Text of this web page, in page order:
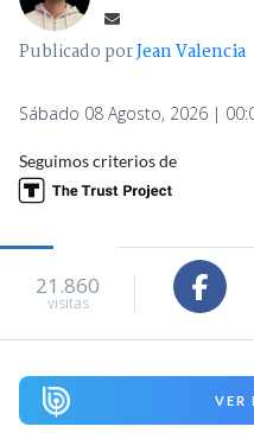
Publicado porJean Valencia
Sábado 08 Agosto, 2026 |
Seguimos criterios de
21.860
visitas
VER